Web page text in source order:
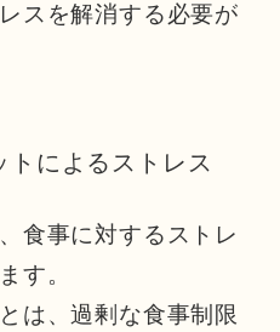
スを解消する必要が
によるストレス
食事に対するストレ
す。
は、過剰な食事制限